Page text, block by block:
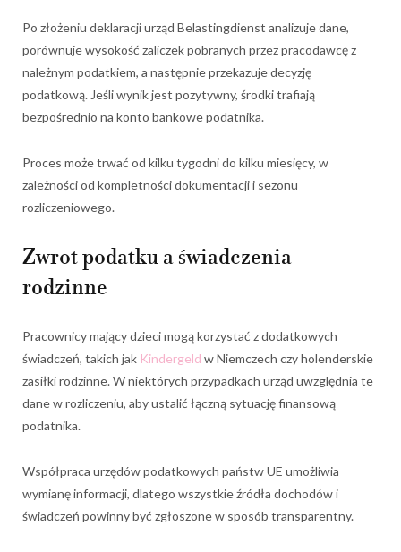
Po złożeniu deklaracji urząd Belastingdienst analizuje dane,
porównuje wysokość zaliczek pobranych przez pracodawcę z
należnym podatkiem, a następnie przekazuje decyzję
podatkową. Jeśli wynik jest pozytywny, środki trafiają
bezpośrednio na konto bankowe podatnika.
Proces może trwać od kilku tygodni do kilku miesięcy, w
zależności od kompletności dokumentacji i sezonu
rozliczeniowego.
Zwrot podatku a świadczenia
rodzinne
Pracownicy mający dzieci mogą korzystać z dodatkowych
świadczeń, takich jak Kindergeld w Niemczech czy holenderskie
zasiłki rodzinne. W niektórych przypadkach urząd uwzględnia te
dane w rozliczeniu, aby ustalić łączną sytuację finansową
podatnika.
Współpraca urzędów podatkowych państw UE umożliwia
wymianę informacji, dlatego wszystkie źródła dochodów i
świadczeń powinny być zgłoszone w sposób transparentny.